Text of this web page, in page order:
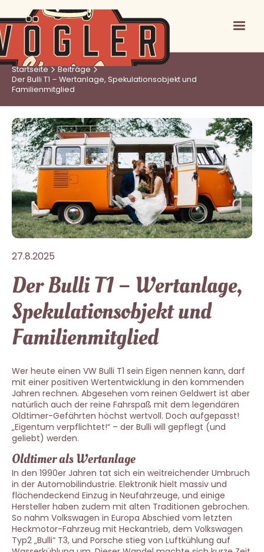
Startseite
Beiträge
Der Bulli T1 – Wertanlage, Spekulationsobjekt und
Familienmitglied
27.8.2025
Der Bulli T1 – Wertanlage,
Spekulationsobjekt und
Familienmitglied
Wer heute einen VW Bulli T1 sein Eigen nennen kann, darf
mit einer positiven Wertentwicklung in den kommenden
Jahren rechnen. Abgesehen vom reinen Geldwert ist aber
natürlich auch der reine Fahrspaß mit dem legendären
Oldtimer-Gefährten höchst wertvoll. Doch aufgepasst!
„Eigentum verpflichtet!“ – der Bulli will gepflegt (und
geliebt) werden.
Oldtimer als Wertanlage
In den 1990er Jahren tat sich ein weitreichender Umbruch
in der Automobilindustrie. Elektronik hielt massiv und
flächendeckend Einzug in Neufahrzeuge, und einige
Hersteller haben zudem mit alten Traditionen gebrochen.
So nahm Volkswagen in Europa Abschied vom letzten
Heckmotor-Fahrzeug mit Heckantrieb, dem Volkswagen
Typ2 „Bulli“ T3, und Porsche stieg von Luftkühlung auf